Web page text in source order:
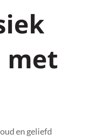
met
en geliefd